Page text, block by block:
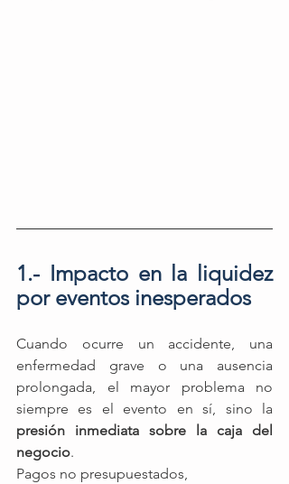
1.- Impacto en la liquidez
por eventos inesperados
Cuando ocurre un accidente, una
enfermedad grave o una ausencia
prolongada, el mayor problema no
presión inmediata sobre la caja del
negocio.
Pagos no presupuestados,